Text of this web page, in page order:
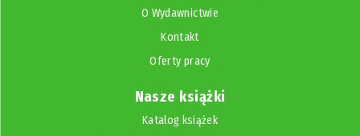
O Wydawnictwie
Kontakt
Oferty pracy
Nasze książki
Katalog książek